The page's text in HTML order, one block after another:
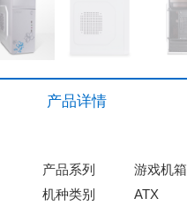
产品详情
产品系列 游戏机箱
机种类别
ATX